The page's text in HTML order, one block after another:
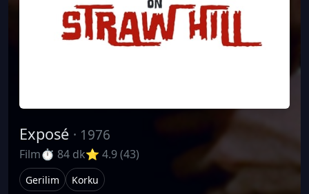
Exposé · 1976
Film⏱ 84 dk⭐ 4.9 (43)
Gerilim Korku